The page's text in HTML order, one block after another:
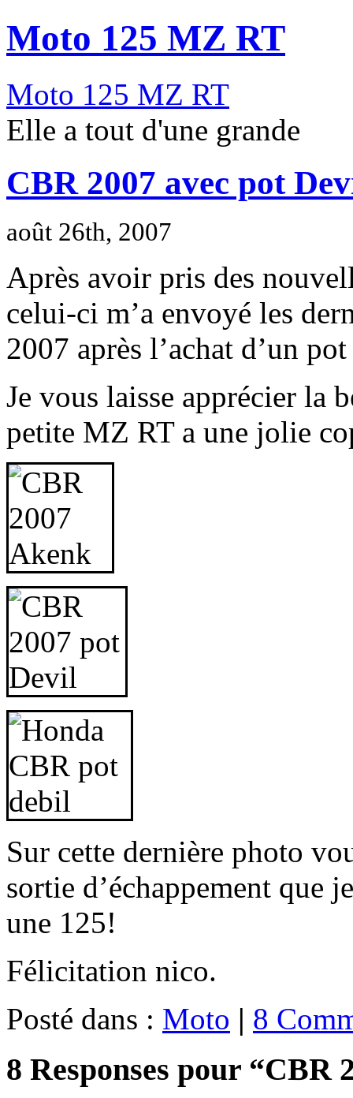
Moto 125 MZ RT
Moto 125 MZ RT
Elle a tout d'une grande
CBR 2007 avec pot
août 26th, 2007
Après avoir pris des
celui-ci m’a envoyé les
2007 après l’achat d’un
Je vous laisse apprécier la
petite MZ RT a une jolie
Sur cette dernière photo
sortie d’échappement que
une 125!
Félicitation nico.
Posté dans : Moto | 8
8 Responses pour “CBR